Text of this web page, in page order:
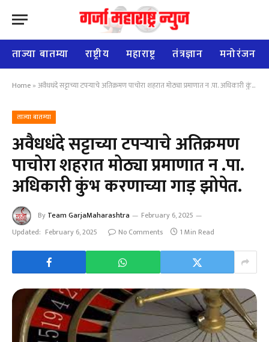
ताज्या बातम्या राष्ट्रीय महाराष्ट्र तंत्रज्ञान मनोरंजन
Home » अवैधधंदे सट्टाच्या टपऱ्याचे अतिक्रमण पाचोरा शहरात मोठ्या प्रमाणात न .पा. अधिकारी कुंभ करणाच्या गाड़ झोपेत.
ताज्या बातम्या
अवैधधंदे सट्टाच्या टपऱ्याचे अतिक्रमण
पाचोरा शहरात मोठ्या प्रमाणात न .पा.
अधिकारी कुंभ करणाच्या गाड़ झोपेत.
By Team GarjaMaharashtra
February 6, 2025
Updated: February 6, 2025 No Comments 1 Min Read